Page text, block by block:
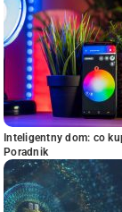
Inteligentny dom: co
Poradnik